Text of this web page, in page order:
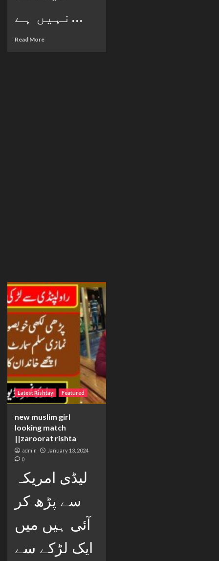
نہیں ہے...
Read More
Latest Rishtay Featured
new muslim girl
looking match
||zaroorat rishta
admin January 13, 2024
0
لیڈی امریکہ
سے پڑھ کر
آئی ہیں میں
ایک لڑکے سے